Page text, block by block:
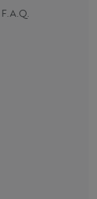
F.A.Q.